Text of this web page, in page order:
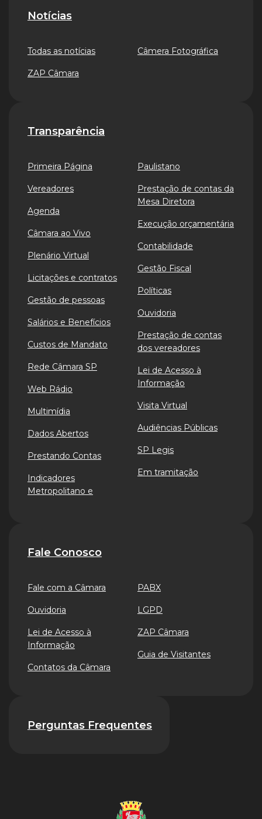
Notícias
Todas as notícias
ZAP Câmara
Câmera Fotográfica
Transparência
Primeira Página
Vereadores
Agenda
Câmara ao Vivo
Plenário Virtual
Licitações e contratos
Gestão de pessoas
Salários e Benefícios
Custos de Mandato
Rede Câmara SP
Web Rádio
Multimídia
Dados Abertos
Prestando Contas
Indicadores
Metropolitano e
Paulistano
Prestação de contas da
Mesa Diretora
Execução orçamentária
Contabilidade
Gestão Fiscal
Políticas
Ouvidoria
Prestação de contas
dos vereadores
Lei de Acesso à
Informação
Visita Virtual
Audiências Públicas
SP Legis
Em tramitação
Fale Conosco
Fale com a Câmara
Ouvidoria
Lei de Acesso à
Informação
Contatos da Câmara
PABX
LGPD
ZAP Câmara
Guia de Visitantes
Perguntas Frequentes